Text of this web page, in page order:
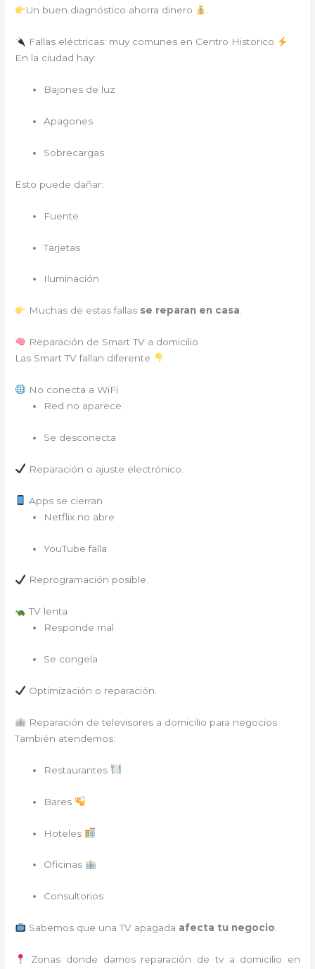
Un buen diagnóstico ahorra dinero .
Fallas eléctricas: muy comunes en Centro Historico
En la ciudad hay:
Bajones de luz
Apagones
Sobrecargas
Esto puede dañar:
Fuente
Tarjetas
Iluminación
Muchas de estas fallas se reparan en casa.
Reparación de Smart TV a domicilio
Las Smart TV fallan diferente
No conecta a WiFi
Red no aparece
Se desconecta
Reparación o ajuste electrónico.
Apps se cierran
Netflix no abre
YouTube falla
Reprogramación posible.
TV lenta
Responde mal
Se congela
Optimización o reparación.
Reparación de televisores a domicilio para negocios
También atendemos:
Restaurantes
Bares
Hoteles
Oficinas
Consultorios
Sabemos que una TV apagada afecta tu negocio
Zonas donde damos reparación de tv a domicilio en